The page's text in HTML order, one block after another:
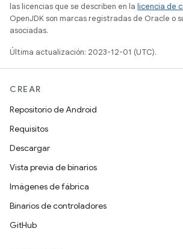
las licencias que se describen en la licencia de
OpenJDK son marcas registradas de Oracle o
asociadas.
Última actualización: 2023-12-01 (UTC).
CREAR
Repositorio de Android
Requisitos
Descargar
Vista previa de binarios
Imágenes de fábrica
Binarios de controladores
GitHub